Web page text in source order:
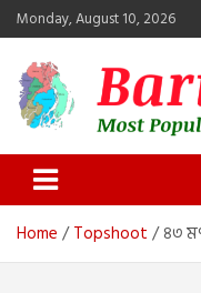
Skip
to
content
Monday, August 10, 2026
Barisal
The Most Popular News
Home Topshoot ৪৩